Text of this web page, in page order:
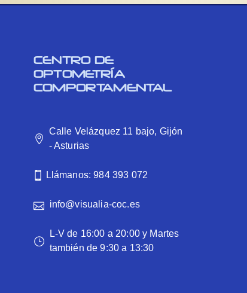
CENTRO DE
OPTOMETRÍA
COMPORTAMENTAL
Calle Velázquez 11 bajo, Gijón
- Asturias
Llámanos: 984 393 072
info@visualia-coc.es
L-V de 16:00 a 20:00 y Martes
también de 9:30 a 13:30